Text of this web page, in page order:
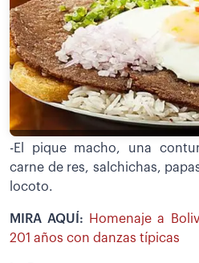
-El pique macho, una
carne de res, salchichas,
locoto.
MIRA AQUÍ:
Homenaje a
201 años con danzas típicas